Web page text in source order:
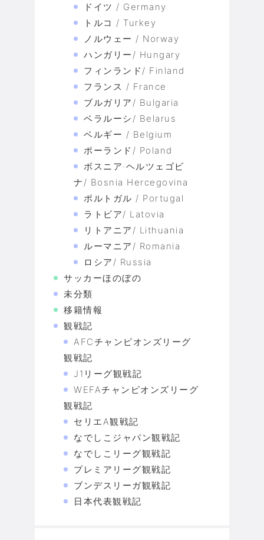
ドイツ / Germany
トルコ / Turkey
ノルウェー / Norway
ハンガリー/ Hungary
フィンランド/ Finland
フランス / France
ブルガリア/ Bulgaria
ベラルーシ/ Belarus
ベルギー / Belgium
ポーランド/ Poland
ボスニア·ヘルツェゴビ
ナ/ Bosnia Hercegovina
ポルトガル / Portugal
ラトビア/ Latovia
リトアニア/ Lithuania
ルーマニア/ Romania
ロシア/ Russia
サッカーほのぼの
未分類
移籍情報
観戦記
AFCチャンピオンズリーグ
観戦記
J1リーグ観戦記
WEFAチャンピオンズリーグ
観戦記
セリエA観戦記
なでしこジャパン観戦記
なでしこリーグ観戦記
プレミアリーグ観戦記
ブンデスリーガ観戦記
日本代表観戦記